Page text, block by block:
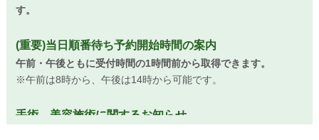
す。
(重要)当日順番待ち予約開始時間の案内
午前・午後ともに受付時間の1時間前から取得できます。
※午前は8時から、午後は14時から可能です。
手術、美容施術に関するお知らせ